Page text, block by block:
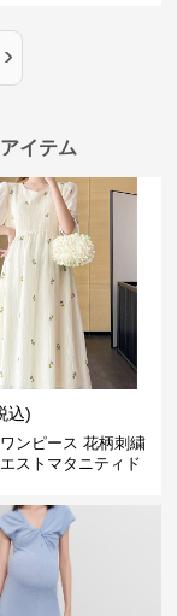
›
イテム
込)
ンピース 花柄刺繍
ストマタニティド